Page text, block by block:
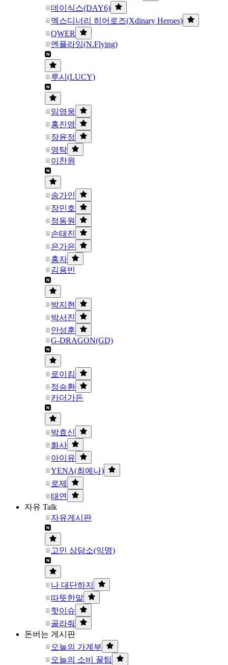
데이식스(DAY6)
엑스디너리 히어로즈(Xdinary Heroes)
QWER
엔플라잉(N.Flying)
루시(LUCY)
임영웅
홍진영
장윤정
영탁
이찬원
송가인
장민호
정동원
손태진
은가은
홍자
김용빈
박지현
박서진
안성훈
G-DRAGON(GD)
로이킴
정승환
카더가든
박효신
화사
아이유
YENA(최예나)
로제
태연
자유 Talk
자유게시판
고민 상담소(익명)
나 대단하지
따뜻한말
핫이슈
골라줘
돈버는 게시판
오늘의 가계부
오늘의 소비 꿀팁